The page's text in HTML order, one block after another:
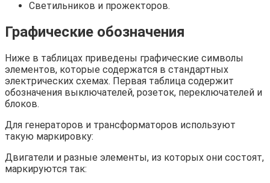
Светильников и прожекторов.
Графические обозначения
Ниже в таблицах приведены графические символы
элементов, которые содержатся в стандартных
электрических схемах. Первая таблица содержит
обозначения выключателей, розеток, переключателей и
блоков.
Для генераторов и трансформаторов используют
такую маркировку:
Двигатели и разные элементы, из которых они состоят,
маркируются так: